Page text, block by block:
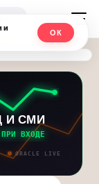
И СМИ
ВХОДЕ
ORACLE LIVE
и
ОК